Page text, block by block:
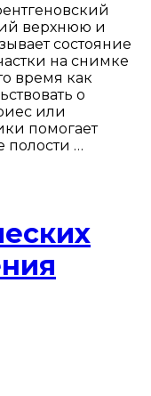
верхнюю и
состояние
на снимке
время как
о
или
помогает
полости …